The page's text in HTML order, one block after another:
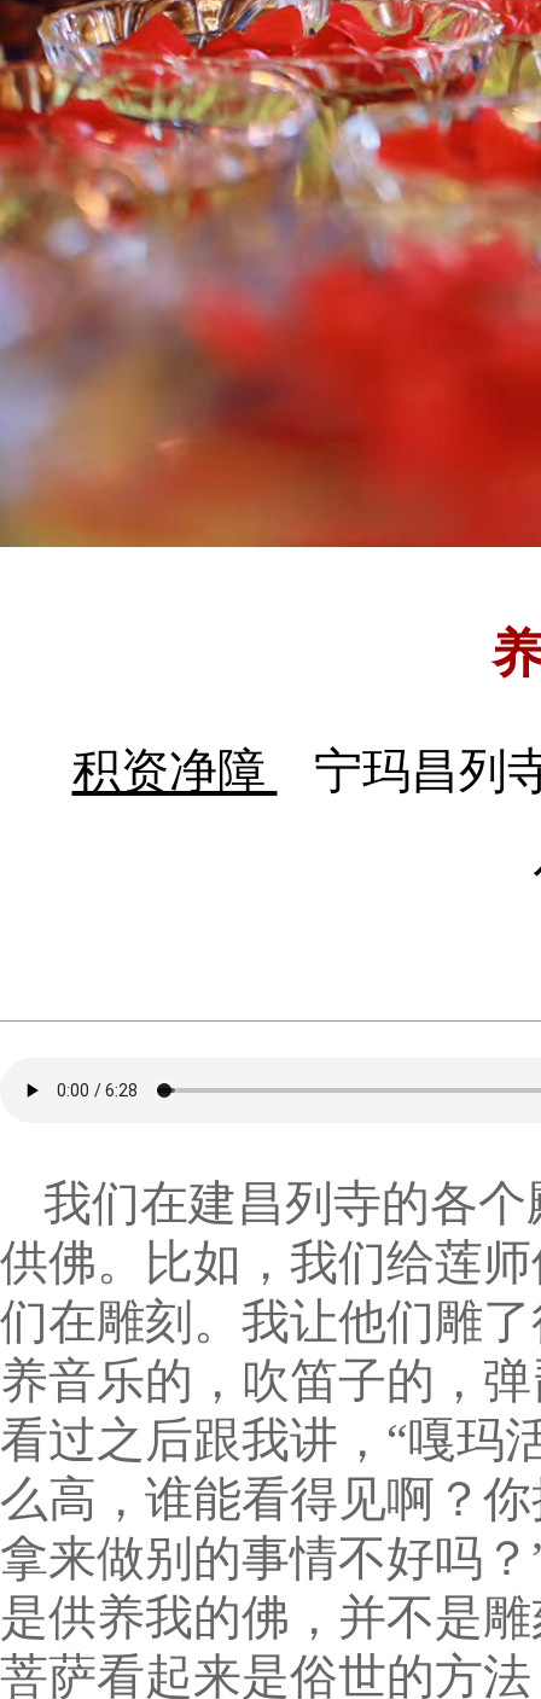
积资净障
宁玛昌列
我们在建昌列寺的各
供佛。比如，我们给莲
们在雕刻。我让他们雕
养音乐的，吹笛子的，
看过之后跟我讲，“嘎玛
么高，谁能看得见啊？
拿来做别的事情不好吗
是供养我的佛，并不是
菩萨看起来是俗世的方